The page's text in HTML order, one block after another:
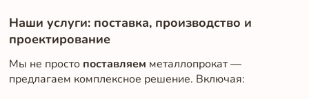
Наши услуги: поставка, производство и
проектирование
Мы не просто поставляем металлопрокат —
предлагаем комплексное решение. Включая: